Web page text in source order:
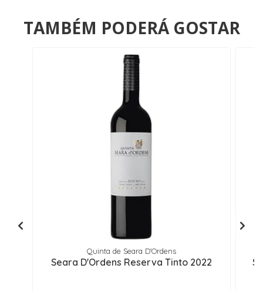
TAMBÉM PODERÁ GOSTAR
Quinta de Seara D'Ordens
Seara D'Ordens Reserva Tinto 2022